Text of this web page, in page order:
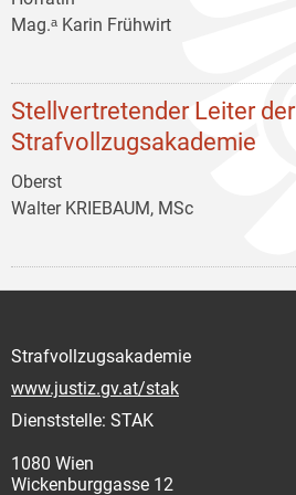
Mag.ᵃ Karin Frühwirt
Stellvertretender Leiter der
Strafvollzugsakademie
Oberst
Walter KRIEBAUM, MSc
Strafvollzugsakademie
www.justiz.gv.at/stak
Dienststelle: STAK
1080 Wien
Wickenburggasse 12